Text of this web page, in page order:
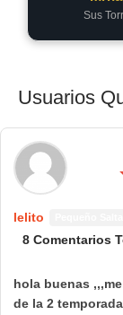
Sus
Usuarios
lelito
8 Comentarios
hola buenas
de la 2